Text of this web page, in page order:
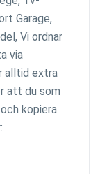
Garage,
Vi ordnar
via
alltid extra
att du som
kopiera